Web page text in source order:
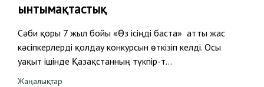
ынтымақтастық
Сәби қоры 7 жыл бойы «Өз ісіңді баста» атты жас
кәсіпкерлерді қолдау конкурсын өткізіп келді. Осы
уақыт ішінде Қазақстанның түкпір-т…
Жаңалықтар